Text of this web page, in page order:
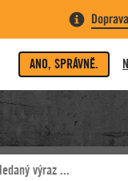
ANO, SPRÁVNĚ.